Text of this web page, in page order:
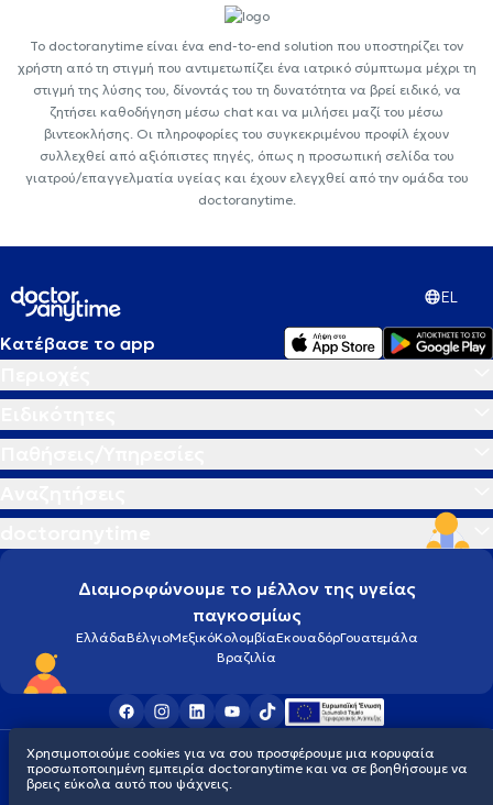
Το doctoranytime είναι ένα end-to-end solution που υποστηρίζει τον
χρήστη από τη στιγμή που αντιμετωπίζει ένα ιατρικό σύμπτωμα μέχρι τη
στιγμή της λύσης του, δίνοντάς του τη δυνατότητα να βρεί ειδικό, να
ζητήσει καθοδήγηση μέσω chat και να μιλήσει μαζί του μέσω
βιντεοκλήσης. Οι πληροφορίες του συγκεκριμένου προφίλ έχουν
συλλεχθεί από αξιόπιστες πηγές, όπως η προσωπική σελίδα του
γιατρού/επαγγελματία υγείας και έχουν ελεγχθεί από την ομάδα του
doctoranytime.
EL
Κατέβασε το app
Διαμορφώνουμε το μέλλον της υγείας
παγκοσμίως
ΕλλάδαΒέλγιοΜεξικόΚολομβίαΕκουαδόρΓουατεμάλα
Βραζιλία
Οροι χρήσηςCookiesΠολιτική προστασίας προσωπικού απορρήτου
© 2026 doctoranytime
Χρησιμοποιούμε cookies για να σου προσφέρουμε μια κορυφαία
προσωποποιημένη εμπειρία doctoranytime και να σε βοηθήσουμε να
βρεις εύκολα αυτό που ψάχνεις.